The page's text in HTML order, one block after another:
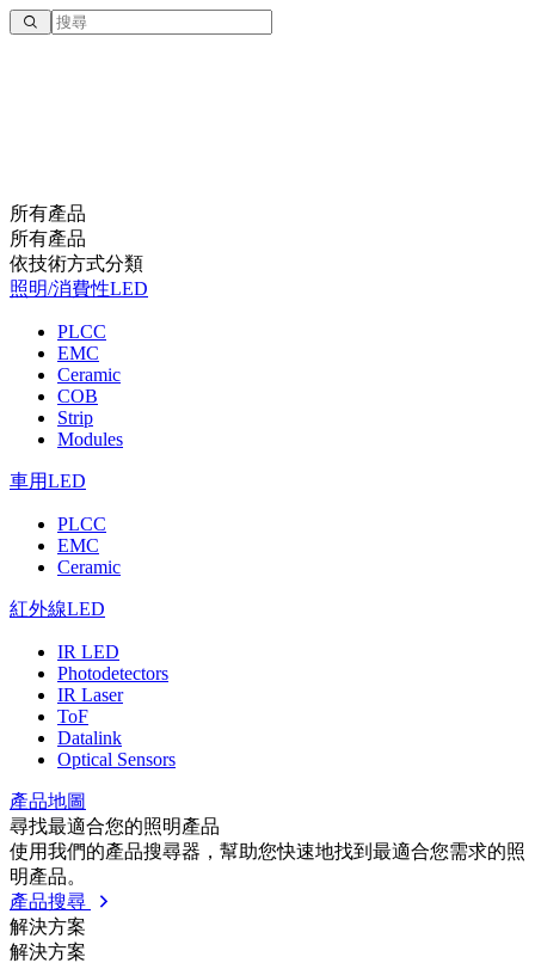
所有產品
所有產品
依技術⽅式分類
照明/消費性LED
PLCC
EMC
Ceramic
COB
Strip
Modules
車用LED
PLCC
EMC
Ceramic
紅外線LED
IR LED
Photodetectors
IR Laser
ToF
Datalink
Optical Sensors
產品地圖
尋找最適合您的照明產品
使用我們的產品搜尋器，幫助您快速地找到最適合您需求的照
明產品。
產品搜尋
解決方案
解決方案